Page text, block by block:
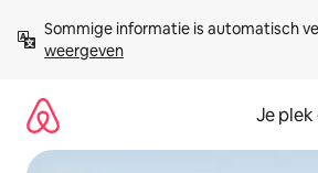
direct
naar
Sommige informatie is automatisch
weergeven
Je